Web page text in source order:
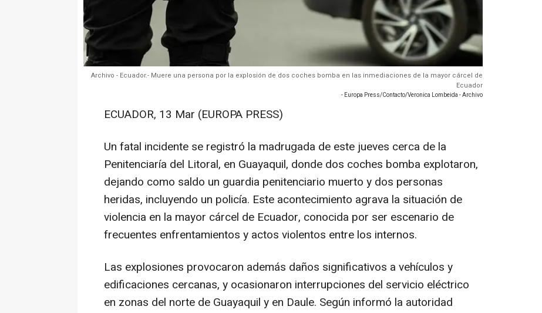
Archivo - Ecuador.- Muere una persona por la explosión de dos coches bomba en las inmediaciones de la mayor cárcel de
Ecuador
- Europa Press/Contacto/Veronica Lombeida - Archivo
ECUADOR, 13 Mar (EUROPA PRESS)
Un fatal incidente se registró la madrugada de este jueves cerca de la
Penitenciaría del Litoral, en Guayaquil, donde dos coches bomba explotaron,
dejando como saldo un guardia penitenciario muerto y dos personas
heridas, incluyendo un policía. Este acontecimiento agrava la situación de
violencia en la mayor cárcel de Ecuador, conocida por ser escenario de
frecuentes enfrentamientos y actos violentos entre los internos.
Las explosiones provocaron además daños significativos a vehículos y
edificaciones cercanas, y ocasionaron interrupciones del servicio eléctrico
en zonas del norte de Guayaquil y en Daule. Según informó la autoridad